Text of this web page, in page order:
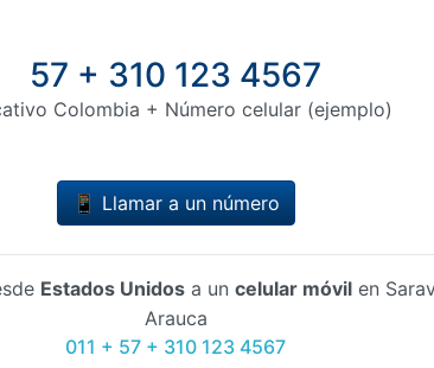
57 + 310 123 4567
Colombia + Número celular (ejemplo)
📱 Llamar a un número
Estados Unidosa un celular móvilen
Arauca
011 + 57 + 310 123 4567